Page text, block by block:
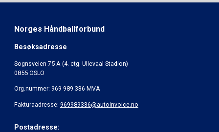
Norges Håndballforbund
Besøksadresse
Sognsveien 75 A (4. etg. Ullevaal Stadion)
0855 OSLO
Org.nummer: 969 989 336 MVA
Fakturaadresse: 969989336@autoinvoice.no
Postadresse: